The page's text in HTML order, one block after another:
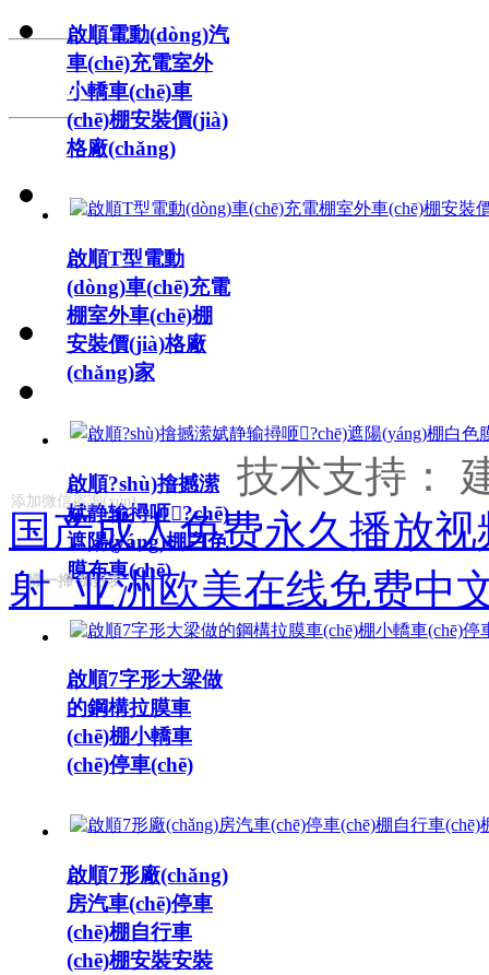
啟順電動(dòng)汽
車(chē)充電室外
小轎車(chē)車
(chē)棚安裝價(jià)
格廠(chǎng)
啟順T型電動
(dòng)車(chē)充電
棚室外車(chē)棚
安裝價(jià)格廠
(chǎng)家
啟順?shù)摿撼潆
娬静输撏咂?chē)
遮陽(yáng)棚白色
膜布車(chē)
啟順7字形大梁做
的鋼構拉膜車
(chē)棚小轎車
(chē)停車(chē)
啟順7形廠(chǎng)
房汽車(chē)停車
(chē)棚自行車
(chē)棚安裝安裝
關(guān)
添加微信咨詢(xún)
掃一掃 加好友
徐經(jīng)理 ：
在线留言
发送邮件
技术支持：
国产成人免费永久播放
射_亚洲欧美在线免费中